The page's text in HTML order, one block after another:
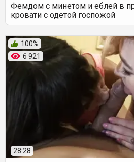
Фемдом с минетом и еблей в
кровати с одетой госпожой
6 921
100%
28:28